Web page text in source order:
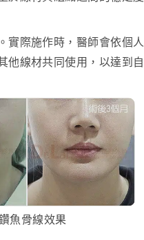
實際施作時，醫師會依個
他線材共同使用，以達到
魚骨線效果